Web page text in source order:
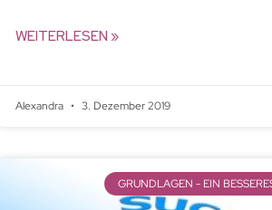
WEITERLESEN »
Alexandra 3. Dezember 2019
GRUNDLAGEN - EIN